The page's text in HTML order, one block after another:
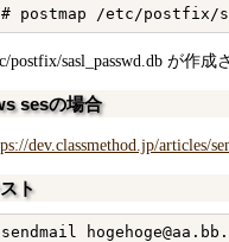
postfix/sasl_passwd.db が作
sesの場合
dev.classmethod.jp/articles/
ト
sendmail